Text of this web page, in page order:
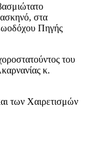
στα
Πηγής
του
κ.
των Χαιρετισμών